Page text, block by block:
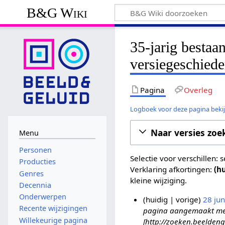
B&G Wiki
35-jarig
Pagina Overleg
Logboek voor deze pagina
Naar versies
Selectie voor verschillen:
Verklaring afkortingen:
kleine wijziging.
huidig vorige 28
pagina aangemaakt
[http://
Menu
Personen
Producties
Genres
Decennia
Onderwerpen
Recente wijzigingen
Willekeurige pagina